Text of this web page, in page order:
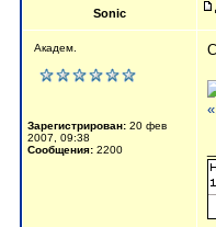
Sonic
Академ.
Зарегистрирован: 20 фев
2007, 09:38
Сообщения: 2200